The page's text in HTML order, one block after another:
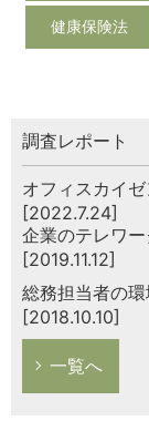
健康保険法
調査レポート
オフィスカイ
[2022.7.24]
企業のテレワ
[2019.11.12]
総務担当者の
[2018.10.10]
一覧へ